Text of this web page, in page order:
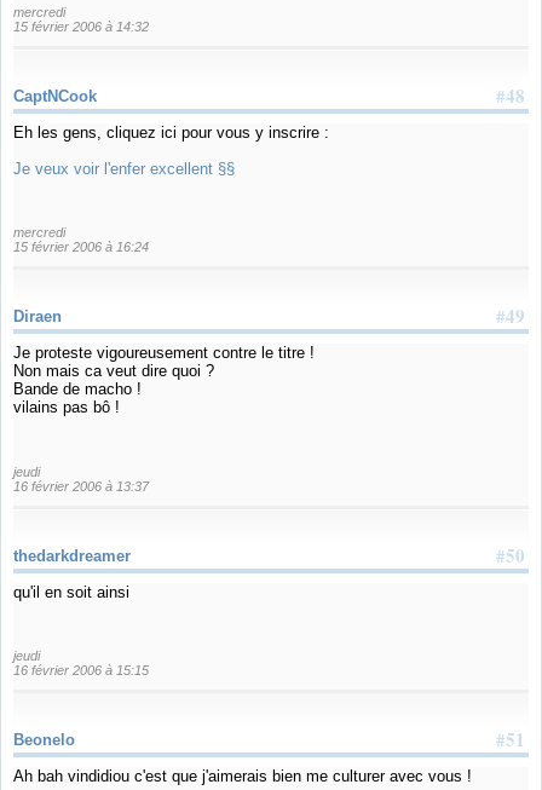
mercredi
15 février 2006 à 14:32
#48
CaptNCook
Eh les gens, cliquez ici pour vous y inscrire :
Je veux voir l'enfer excellent §§
mercredi
15 février 2006 à 16:24
#49
Diraen
Je proteste vigoureusement contre le titre !
Non mais ca veut dire quoi ?
Bande de macho !
vilains pas bô !
jeudi
16 février 2006 à 13:37
#50
thedarkdreamer
qu'il en soit ainsi
jeudi
16 février 2006 à 15:15
#51
Beonelo
Ah bah vindidiou c'est que j'aimerais bien me culturer avec vous !